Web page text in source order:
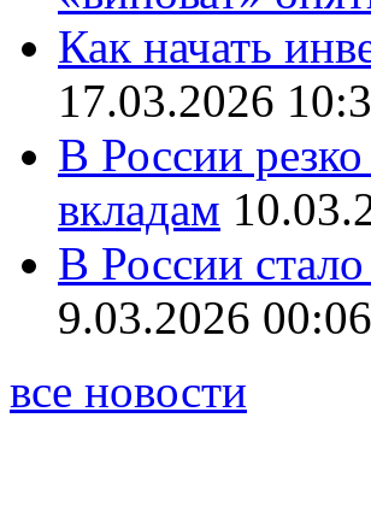
Как начать
17.03.2026
В России
вкладам
В России
9.03.2026 00:06
все новости